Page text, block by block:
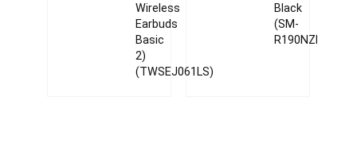
Wireless
Earbuds
Basic
2)
(TWSEJ061LS)
Black
(SM-
R190NZKAEUD)